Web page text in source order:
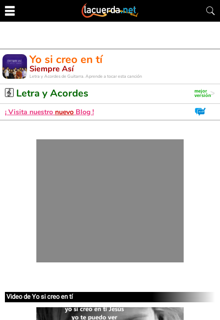
Yo si creo en tí
Siempre Así
Letra y Acordes de Guitarra. Aprende a tocar esta canción
Letra y Acordes
¡ Visita nuestro nuevo Blog !
Video de Yo si creo en tí